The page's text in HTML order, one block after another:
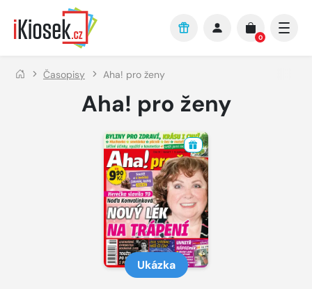
Přejít na hlavní obsah
0
Časopisy Aha! pro ženy
Aha! pro ženy
Ukázka